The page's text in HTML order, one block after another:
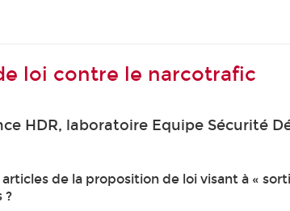
loi contre le narcotrafic
HDR, laboratoire Equipe Sécurité
de la proposition de loi visant à «
?